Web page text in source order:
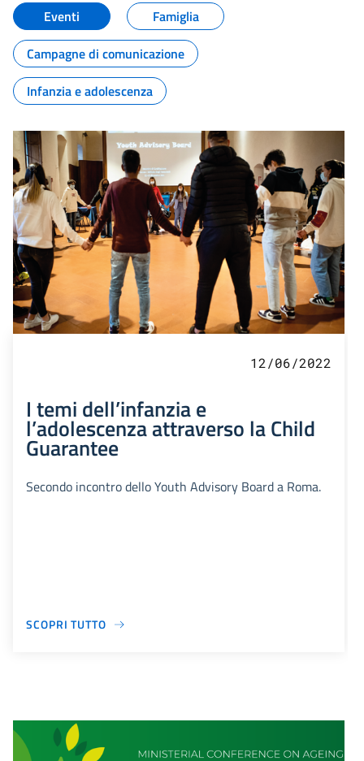
Eventi
Famiglia
Campagne di comunicazione
Infanzia e adolescenza
12/06/2022
I temi dell’infanzia e
l’adolescenza attraverso la Child
Guarantee
Secondo incontro dello Youth Advisory Board a Roma.
SCOPRI TUTTO